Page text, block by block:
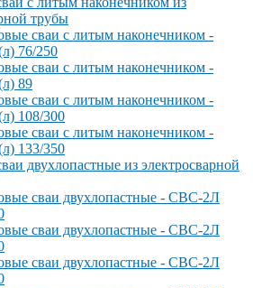
трубы
сваи с литым наконечником -
76/250
сваи с литым наконечником -
89
сваи с литым наконечником -
108/300
сваи с литым наконечником -
133/350
двухлопастные из электросварной
сваи двухлопастные - СВС-2Л
сваи двухлопастные - СВС-2Л
сваи двухлопастные - СВС-2Л